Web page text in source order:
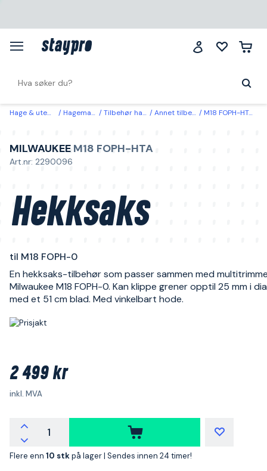
Hage & utemiljø Hagemaskiner Tilbehør hagemaskiner Annet tilbehør hagemaskiner M18 FOPH-HTA Milwaukee Hekksaks til M18 FOPH-0
MILWAUKEE M18 FOPH-HTA
Art.nr: 2290096
Hekksaks
til M18 FOPH-0
En hekksaks-tilbehør som passer sammen med
Milwaukee M18 FOPH-0. Kan klippe grener opptil 25 mm i
med et 51 cm blad. Med vinkelbart hode.
2 499 kr
inkl. MVA
Flere enn 10 stkpå lager | Sendes innen 24 timer!